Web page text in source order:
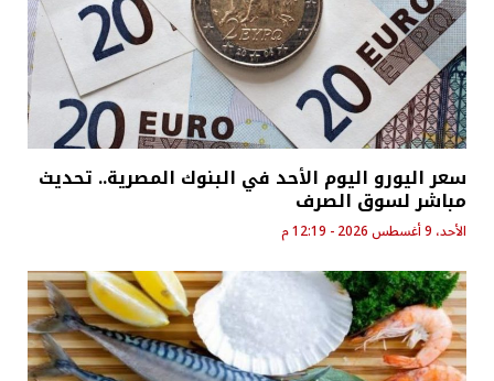
سعر اليورو اليوم الأحد في البنوك المصرية.. تحديث
مباشر لسوق الصرف
الأحد، 9 أغسطس 2026 - 12:19 م